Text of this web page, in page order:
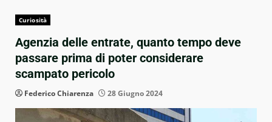
Curiosità
Agenzia delle entrate, quanto tempo deve
passare prima di poter considerare
scampato pericolo
Federico Chiarenza 28 Giugno 2024